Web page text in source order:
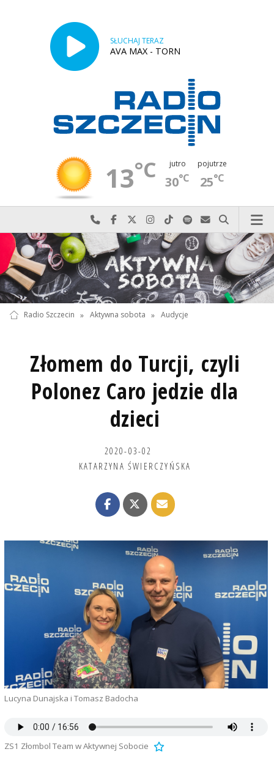
SŁUCHAJ TERAZ
AVA MAX - TORN
13°C jutro
30°C
pojutrze
25°C
Najlepiej po prostu do nas zadzwoń
Odwiedź nas na Facebook-u
Odwiedź nas na X
Odwiedź nas na Instagram-ie
Odwiedź nas na TikTok-u
Szukaj nas na Spotify
Wyślij do nas
Szukaj
Radio Szczecin » Aktywna sobota » Audycje
Złomem do Turcji, czyli
Polonez Caro jedzie dla
dzieci
2020-03-02
KATARZYNA ŚWIERCZYŃSKA
Lucyna Dunajska i Tomasz Badocha
ZS1 Złombol Team w Aktywnej Sobocie